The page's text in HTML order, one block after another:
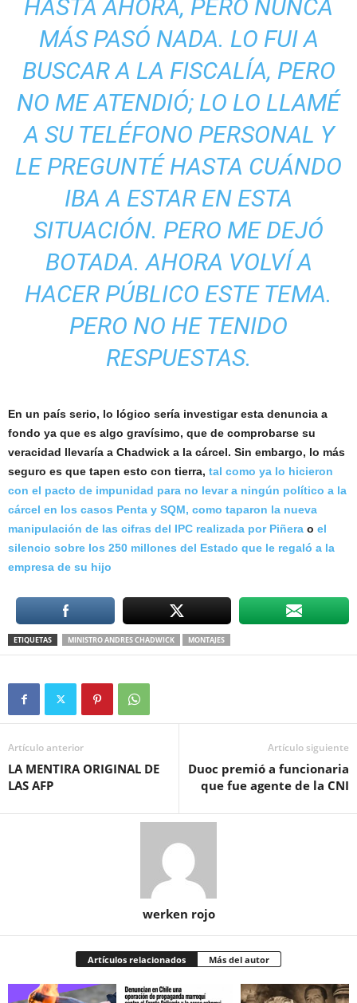
HASTA AHORA, PERO NUNCA
MÁS PASÓ NADA. LO FUI A
BUSCAR A LA FISCALÍA, PERO
NO ME ATENDIÓ; LO LO LLAMÉ
A SU TELÉFONO PERSONAL Y
LE PREGUNTÉ HASTA CUÁNDO
IBA A ESTAR EN ESTA
SITUACIÓN. PERO ME DEJÓ
BOTADA. AHORA VOLVÍ A
HACER PÚBLICO ESTE TEMA.
PERO NO HE TENIDO
RESPUESTAS.
En un país serio, lo lógico sería investigar esta denuncia a
fondo ya que es algo gravísimo, que de comprobarse su
veracidad llevaría a Chadwick a la cárcel. Sin embargo, lo más
seguro es que tapen esto con tierra, tal como ya lo hicieron
con el pacto de impunidad para no levar a ningún político a la
cárcel en los casos Penta y SQM, como taparon la nueva
manipulación de las cifras del IPC realizada por Piñera o el
silencio sobre los 250 millones del Estado que le regaló a la
empresa de su hijo
ETIQUETAS MINISTRO ANDRES CHADWICK MONTAJES
Artículo anterior
LA MENTIRA ORIGINAL DE
LAS AFP
Artículo siguiente
Duoc premió a funcionaria
que fue agente de la CNI
werken rojo
Artículos relacionados Más del autor